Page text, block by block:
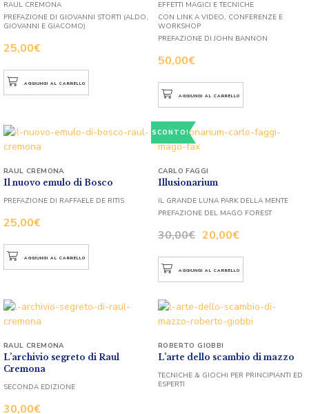
25,00€
RAUL CREMONA
PREFAZIONE DI GIOVANNI STORTI (ALDO,
GIOVANNI E GIACOMO)
AGGIUNGI AL CARRELLO
50,00€
EFFETTI MAGICI E TECNICHE
CON LINK A VIDEO, CONFERENZE E
WORKSHOP
PREFAZIONE DI JOHN BANNON
AGGIUNGI AL CARRELLO
Il nuovo emulo di Bosco
25,00€
RAUL CREMONA
PREFAZIONE DI RAFFAELE DE RITIS
AGGIUNGI AL CARRELLO
SCONTO!
Illusionarium
30,00€ 20,00€
CARLO FAGGI
IL GRANDE LUNA PARK DELLA MENTE
PREFAZIONE DEL MAGO FOREST
AGGIUNGI AL CARRELLO
L’archivio segreto di Raul
Cremona
30,00€
RAUL CREMONA
SECONDA EDIZIONE
L’arte dello scambio di mazzo
ROBERTO GIOBBI
TECNICHE & GIOCHI PER PRINCIPIANTI ED
ESPERTI